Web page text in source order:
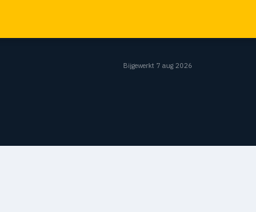
Bijgewerkt 7 aug 2026